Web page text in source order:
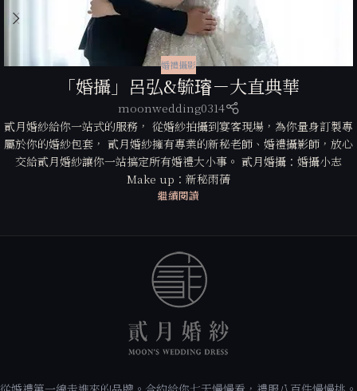
婚禮攝影
「婚攝」呂弘&毓𤩷－大直典華
moonwedding0314
貳月婚紗給你一站式的服務， 從婚紗拍攝到宴客現場，為你量身訂製專
屬於你的婚紗包套， 貳月婚紗擁有專業的新秘老師、婚禮攝影師，放心
交給貳月婚紗讓你一站搞定所有婚禮大小事。 貳月婚攝：婚攝小志
Make up：新秘雨蒨
繼續閱讀